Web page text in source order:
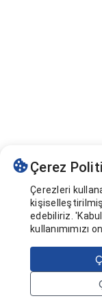
Ana Sayfa
Çerez
Çerezleri
edebiliriz.
kullanımımızı